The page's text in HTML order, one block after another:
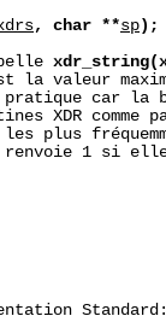
, char **sp );
la valeur
car la
XDR comme
plus
1 si